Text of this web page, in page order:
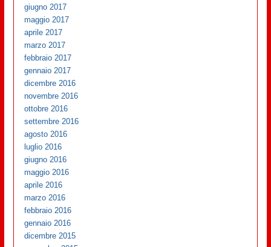
giugno 2017
maggio 2017
aprile 2017
marzo 2017
febbraio 2017
gennaio 2017
dicembre 2016
novembre 2016
ottobre 2016
settembre 2016
agosto 2016
luglio 2016
giugno 2016
maggio 2016
aprile 2016
marzo 2016
febbraio 2016
gennaio 2016
dicembre 2015